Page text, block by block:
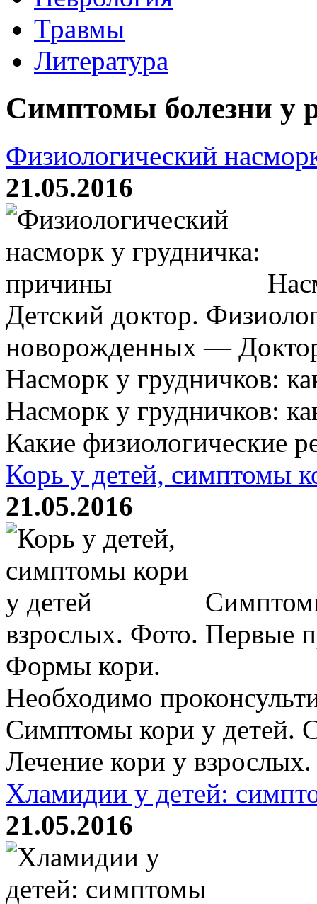
Травмы
Литература
Симптомы болезни у
Физиологический
21.05.2016
Детский доктор.
новорожденных —
Насморк у грудничков:
Насморк у грудничков:
Какие физиологические
Корь у детей, симптомы
21.05.2016
взрослых. Фото. Первые
Формы кори.
Необходимо
Симптомы кори у детей.
Лечение кори у
Хламидии у детей:
21.05.2016